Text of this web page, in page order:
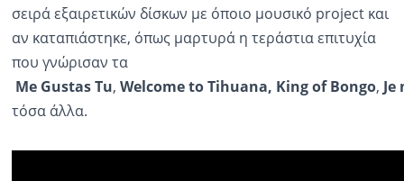
σειρά εξαιρετικών δίσκων με όποιο μουσικό project και
αν καταπιάστηκε, όπως μαρτυρά η τεράστια επιτυχία
που γνώρισαν τα
Me Gustas Tu, Welcome to Tihuana, King of Bongo, Je
τόσα άλλα.